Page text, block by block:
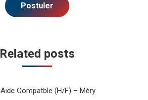
Related posts
Aide Compatble (H/F) – Méry